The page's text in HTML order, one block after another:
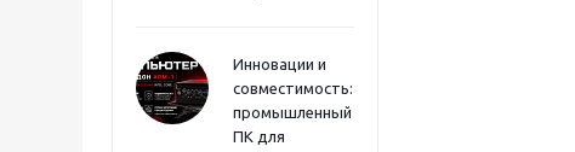
Инновации и
совместимость:
промышленный
ПК для